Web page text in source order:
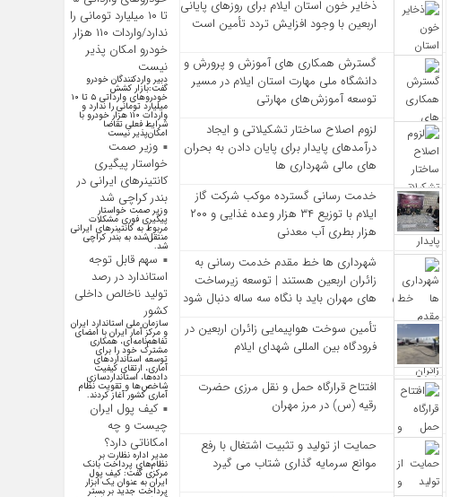
ذخایر خون استان ایلام برای روزهای پایانی
اربعین با وجود افزایش تردد تأمین است
گسترش همکاری‌ های آموزش و پرورش و
دانشگاه ملی مهارت استان ایلام در مسیر
توسعه آموزش‌های مهارتی
لزوم اصلاح ساختار تشکیلاتی و ایجاد
درآمدهای پایدار برای پایان دادن به بحران‌
های مالی شهرداری‌ ها
خدمت رسانی گسترده موکب شرکت گاز
ایلام با توزیع ۳۴ هزار وعده غذایی و ۲۰۰
هزار بطری آب معدنی
شهرداری‌ ها خط مقدم خدمت ‌رسانی به
زائران اربعین هستند | توسعه زیرساخت
‌های مهران باید با نگاه سه‌ ساله دنبال شود
تأمین سوخت هواپیمایی زائران اربعین در
فرودگاه بین المللی شهدای ایلام
افتتاح قرارگاه حمل‌ و نقل مرزی حضرت
رقیه (س) در مرز مهران
حمایت از تولید و تثبیت اشتغال با رفع
موانع سرمایه‌ گذاری شتاب می‌ گیرد
تا ۱۰ میلیارد تومانی را
ندارد/واردات ۱۱۰ هزار
خودرو امکان پذیر
نیست
دبیر واردکنندگان خودرو
گفت:بازار کشش
خودرو‌های وارداتی ۵ تا ۱۰
میلیارد تومانی را ندارد و
واردات ۱۱۰ هزار خودرو با
شرایط فعلی تقاضا
امکان‌پذیر نیست
وزیر صمت
خواستار پیگیری
کانتینر‌های ایرانی در
بندر کراچی شد
وزیر صمت خواستار
پیگیری فوری مشکلات
مربوط به کانتینر‌های ایرانی
منتقل‌شده به بندر کراچی
شد.
سهم قابل توجه
استاندارد در رصد
تولید ناخالص داخلی
کشور
سازمان ملی استاندارد ایران
و مرکز آمار ایران با امضای
تفاهم‌نامه‌ای، همکاری
مشترک خود را برای
توسعه استاندارد‌های
آماری، ارتقای کیفیت
داده‌ها، استانداردسازی
شاخص‌ها و تقویت نظام
آماری کشور آغاز کردند.
کیف پول ایران
چیست و چه
امکاناتی دارد؟
مدیر اداره نظارت بر
نظام‌های پرداخت بانک
مرکزی گفت: کیف پول
ایران به عنوان یک ابزار
پرداخت جدید بر بستر